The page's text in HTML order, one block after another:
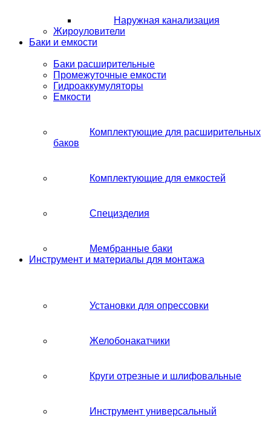
Наружная канализация
Жироуловители
Баки и емкости
Баки расширительные
Промежуточные емкости
Гидроаккумуляторы
Емкости
Комплектующие для расширительных
баков
Комплектующие для емкостей
Специзделия
Мембранные баки
Инструмент и материалы для монтажа
Установки для опрессовки
Желобонакатчики
Круги отрезные и шлифовальные
Инструмент универсальный